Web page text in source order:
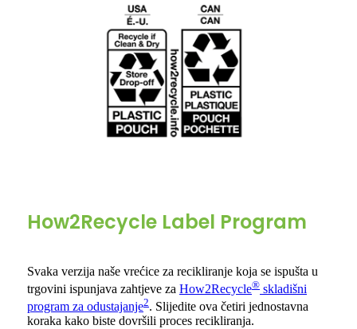
How2Recycle Label Program
Svaka verzija naše vrećice za recikliranje koja se ispušta u
trgovini ispunjava zahtjeve za How2Recycle® skladišni
program za odustajanje2. Slijedite ova četiri jednostavna
koraka kako biste dovršili proces recikliranja.